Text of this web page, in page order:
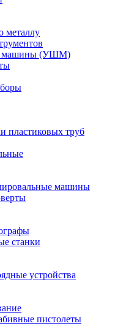
металлу
машины (УШМ)
пластиковых труб
машины
станки
устройства
пистолеты